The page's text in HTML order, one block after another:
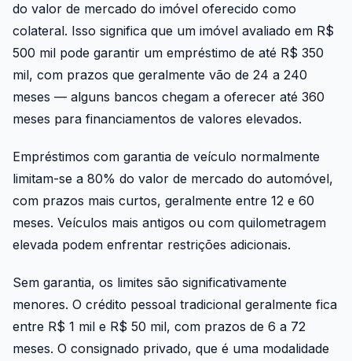
do valor de mercado do imóvel oferecido como
colateral. Isso significa que um imóvel avaliado em R$
500 mil pode garantir um empréstimo de até R$ 350
mil, com prazos que geralmente vão de 24 a 240
meses — alguns bancos chegam a oferecer até 360
meses para financiamentos de valores elevados.
Empréstimos com garantia de veículo normalmente
limitam-se a 80% do valor de mercado do automóvel,
com prazos mais curtos, geralmente entre 12 e 60
meses. Veículos mais antigos ou com quilometragem
elevada podem enfrentar restrições adicionais.
Sem garantia, os limites são significativamente
menores. O crédito pessoal tradicional geralmente fica
entre R$ 1 mil e R$ 50 mil, com prazos de 6 a 72
meses. O consignado privado, que é uma modalidade